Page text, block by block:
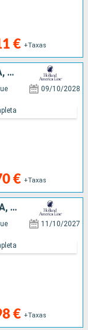
€ +Taxas
ESPANHA, PORTUGAL, ISRAEL, MALTA, ESTADOS UNIDOS, GRÉCIA, TURQUIA, EGITO, ITÁLIA, TUNÍSIA, FRANÇA
09/10/2028
€ +Taxas
PORTUGAL, ESPANHA, FRANÇA, ITÁLIA, GRÉCIA, ISRAEL, EGITO, TURQUIA, MALTA, TUNÍSIA, MARROCOS, ESTADOS UNIDOS
11/10/2027
€ +Taxas